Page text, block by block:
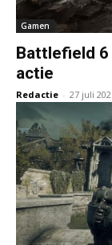
Gamen
Battlefield
actie
Redactie - 27 juli